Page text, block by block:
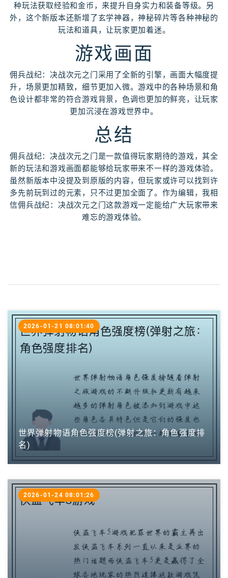
种玩法获取经验和金币，来提升自身实力和装备等级。另
外，这个新版本还新增了玄学神器，神秘碎片等各种神秘的
玩法和道具，让玩家更加着迷。
游戏画面
佣兵战纪：决战次元之门采用了全新的引擎，画面大幅度提
升，场景更加精致，细节更加入微。游戏中的各种场景和角
色设计都非常的符合游戏背景，色调也更加的鲜亮，让玩家
更加沉浸在游戏世界中。
总结
佣兵战纪：决战次元之门是一款值得玩家期待的游戏，其全
新的玩法和游戏画面都能够给玩家带来不一样的游戏体验。
虽然新版本中没提及到原版的内容，但玩家或许可以找到许
多先前玩到过的元素，只不过更加全面了。作为编辑，我相
信佣兵战纪：决战次元之门这款游戏一定能给广大玩家带来
难忘的游戏体验。
世界弹射物语角色强度榜(弹射之旅：角色强度排
名)
2026-01-21 08:01:40
2026-01-24 08:01:26